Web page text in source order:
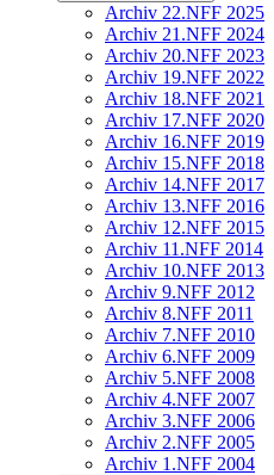
Archiv 22.NFF 2025
Archiv 21.NFF 2024
Archiv 20.NFF 2023
Archiv 19.NFF 2022
Archiv 18.NFF 2021
Archiv 17.NFF 2020
Archiv 16.NFF 2019
Archiv 15.NFF 2018
Archiv 14.NFF 2017
Archiv 13.NFF 2016
Archiv 12.NFF 2015
Archiv 11.NFF 2014
Archiv 10.NFF 2013
Archiv 9.NFF 2012
Archiv 8.NFF 2011
Archiv 7.NFF 2010
Archiv 6.NFF 2009
Archiv 5.NFF 2008
Archiv 4.NFF 2007
Archiv 3.NFF 2006
Archiv 2.NFF 2005
Archiv 1.NFF 2004